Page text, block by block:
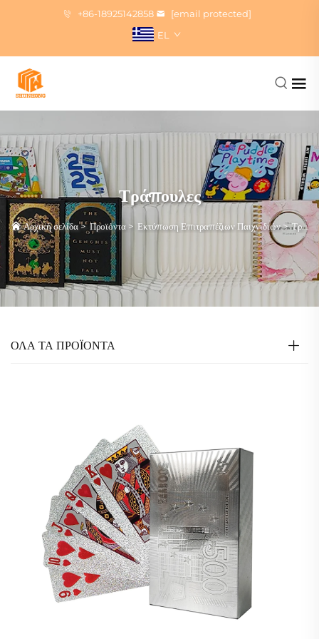
+86-18925142858
[email protected]
EL
Τράπουλες
Αρχική σελίδα>Προϊόντα > Εκτύπωση Επιτραπέζιων Παιχνιδιών>Τράπουλες
ΟΛΑ ΤΑ ΠΡΟΪΟΝΤΑ